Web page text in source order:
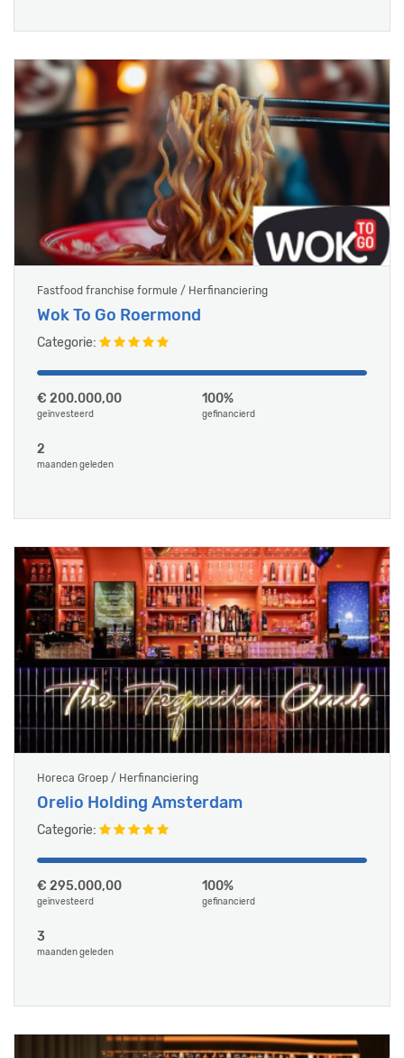
Fastfood franchise formule / Herfinanciering
Wok To Go Roermond
Categorie:
€ 200.000,00
geïnvesteerd
100%
gefinancierd
2
maanden geleden
Horeca Groep / Herfinanciering
Orelio Holding Amsterdam
Categorie:
€ 295.000,00
geïnvesteerd
100%
gefinancierd
3
maanden geleden